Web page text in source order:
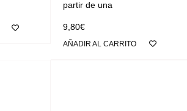
partir de una
9,80€
AÑADIR AL CARRITO